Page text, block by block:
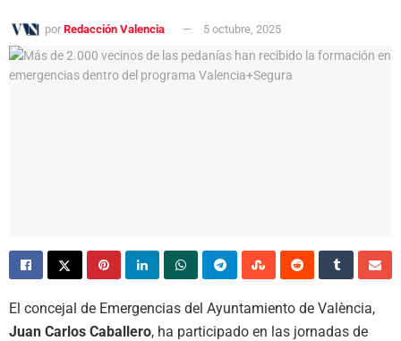
por Redacción Valencia 5 octubre, 2025
El concejal de Emergencias del Ayuntamiento de València,
Juan Carlos Caballero, ha participado en las jornadas de